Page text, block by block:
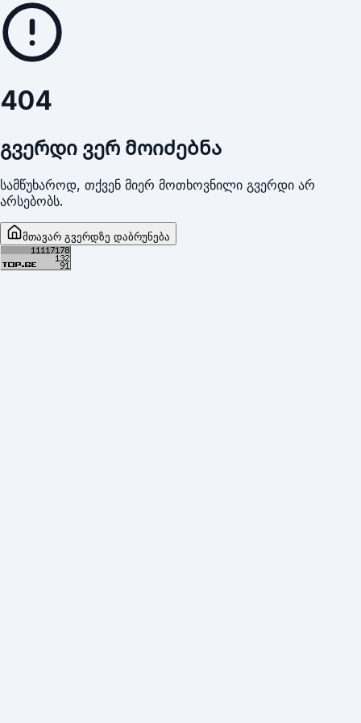
404
გვერდი ვერ მოიძებნა
სამწუხაროდ, თქვენ მიერ მოთხოვნილი გვერდი არ
არსებობს.
მთავარ გვერდზე დაბრუნება